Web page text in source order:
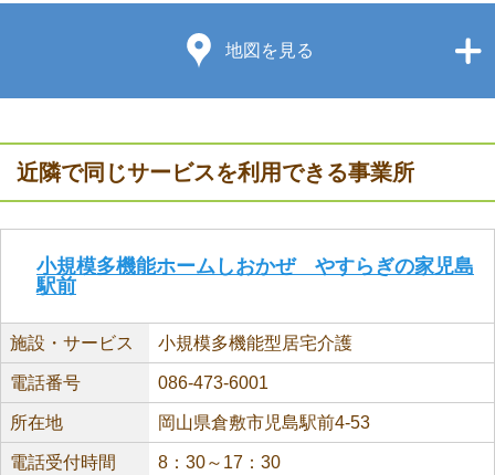
地図を見る
近隣で同じサービスを利用できる事業所
小規模多機能ホームしおかぜ やすらぎの家児島
駅前
施設・サービス 小規模多機能型居宅介護
電話番号 086-473-6001
所在地 岡山県倉敷市児島駅前4-53
電話受付時間 8：30～17：30